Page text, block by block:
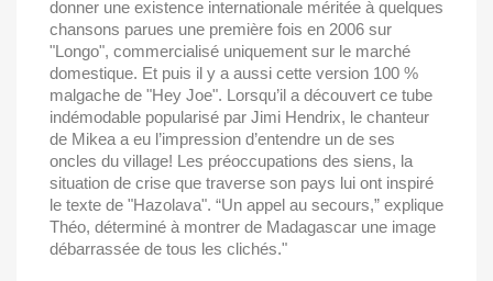
donner une existence internationale méritée à quelques
chansons parues une première fois en 2006 sur
"Longo", commercialisé uniquement sur le marché
domestique. Et puis il y a aussi cette version 100 %
malgache de "Hey Joe". Lorsqu’il a découvert ce tube
indémodable popularisé par Jimi Hendrix, le chanteur
de Mikea a eu l’impression d’entendre un de ses
oncles du village! Les préoccupations des siens, la
situation de crise que traverse son pays lui ont inspiré
le texte de "Hazolava". “Un appel au secours,” explique
Théo, déterminé à montrer de Madagascar une image
débarrassée de tous les clichés."